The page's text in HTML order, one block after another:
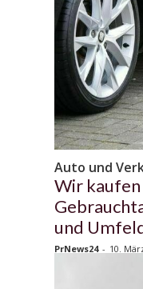
Auto und
Wir
und
PrNews24 - 10.